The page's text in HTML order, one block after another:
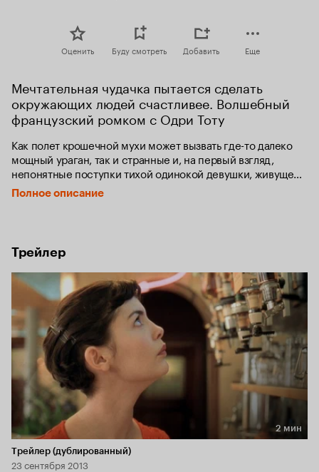
Оценить Буду смотреть Добавить Еще
Мечтательная чудачка пытается сделать
окружающих людей счастливее. Волшебный
французский ромком с Одри Тоту
Как полет крошечной мухи может вызвать где-то далеко
мощный ураган, так и странные и, на первый взгляд,
непонятные поступки тихой одинокой девушки, живущей
в мире своих фантазий, могут навсегда изменить жизнь
совершенно разных людей, подарив им счастье
Полное описание
Трейлер
Длительность 2 мин
2 мин
Трейлер (дублированный)
23 сентября 2013